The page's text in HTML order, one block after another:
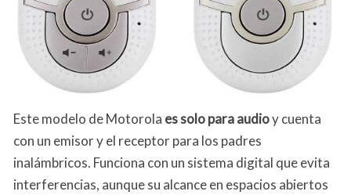
Este modelo de Motorola es solo para audioy cuenta
con un emisor y el receptor para los padres
inalámbricos. Funciona con un sistema digital que evita
interferencias, aunque su alcance en espacios abiertos